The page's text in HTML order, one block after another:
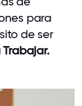
para
de ser